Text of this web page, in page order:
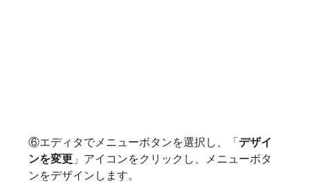
⑥エディタでメニューボタンを選択し、「デザイ
ンを変更」アイコンをクリックし、メニューボタ
ンをデザインします。